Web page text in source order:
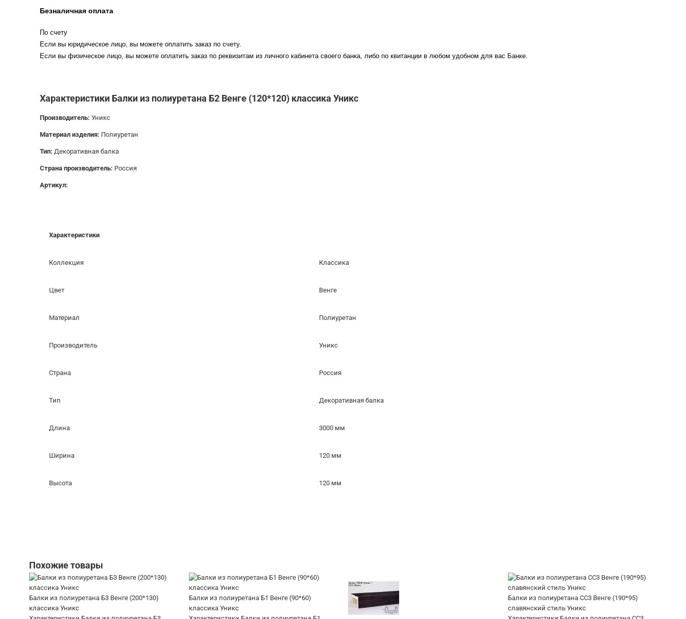
Безналичная оплата
По счету
Если вы юридическое лицо, вы можете оплатить заказ по счету.
Если вы физическое лицо, вы можете оплатить заказ по реквизитам из личного кабинета своего банка, либо по квитанции в любом удобном для вас Банке.
Характеристики Балки из полиуретана Б2 Венге (120*120) классика Уникс
Производитель: Уникс
Материал изделия: Полиуретан
Тип: Декоративная балка
Страна производитель: Россия
Артикул:
Характеристики
Коллекция Классика
Цвет Венге
Материал Полиуретан
Производитель Уникс
Страна Россия
Тип Декоративная балка
Длина 3000 мм
Ширина 120 мм
Высота 120 мм
Похожие товары
Балки из полиуретана Б3 Венге (200*130)
классика Уникс
Балки из полиуретана Б1 Венге (90*60)
классика Уникс
Балки из полиуретана СС3 Венге (190*95)
славянский стиль Уникс